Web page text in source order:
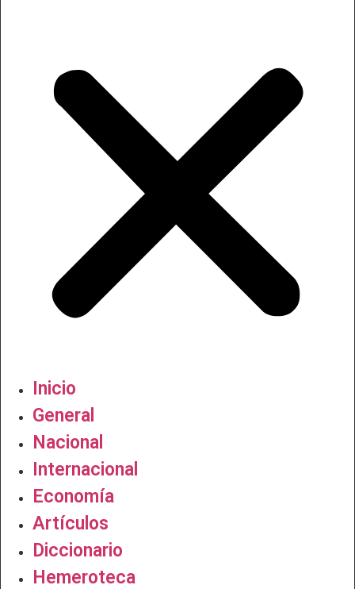
Inicio
General
Nacional
Internacional
Economía
Artículos
Diccionario
Hemeroteca